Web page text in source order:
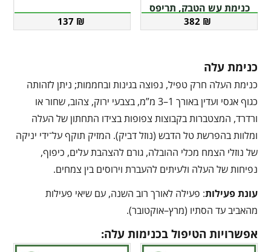
כנימת עש הטבק, תריפס
382 ₪
137 ₪
כנימת עלה
כנימת העלה חרק טפיל, נפוצה בגינות ובחממות; ניתן לזהותה
כגוף אגסי ועדין באורך 1–3 מ”מ, בצבעי ירוק, צהוב, שחור או
ורדרד, המצטברות בקבוצות צפופות בצידו התחתון של העלה
ומלוות בהפרשת טל הדבש (נוזל דביק). המזיק תוקף על־ידי יניקה
של נוזלי הצמח מכלי ההובלה, גורם להצהבת עלים, כיפוף,
נפיחות של העלה ולעיתים להעברת וירוסים בין צמחים.
עונת פעילות: פעילה לאורך רוב השנה, עם שיאי פעילות
מהאביב עד הסתיו (מרץ–אוקטובר).
אפשרויות הטיפול בכנימות עלה: